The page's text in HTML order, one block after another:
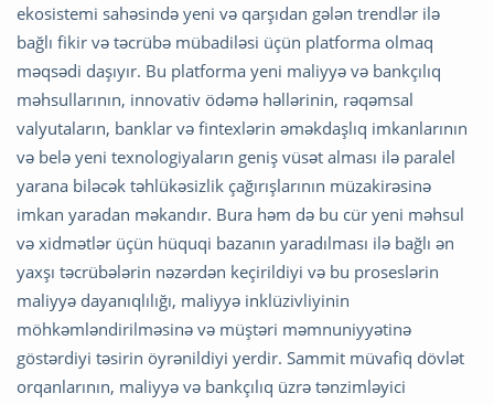
ekosistemi sahəsində yeni və qarşıdan gələn trendlər ilə
bağlı fikir və təcrübə mübadiləsi üçün platforma olmaq
məqsədi daşıyır. Bu platforma yeni maliyyə və bankçılıq
məhsullarının, innovativ ödəmə həllərinin, rəqəmsal
valyutaların, banklar və fintexlərin əməkdaşlıq imkanlarının
və belə yeni texnologiyaların geniş vüsət alması ilə paralel
yarana biləcək təhlükəsizlik çağırışlarının müzakirəsinə
imkan yaradan məkandır. Bura həm də bu cür yeni məhsul
və xidmətlər üçün hüquqi bazanın yaradılması ilə bağlı ən
yaxşı təcrübələrin nəzərdən keçirildiyi və bu proseslərin
maliyyə dayanıqlılığı, maliyyə inklüzivliyinin
möhkəmləndirilməsinə və müştəri məmnuniyyətinə
göstərdiyi təsirin öyrənildiyi yerdir. Sammit müvafiq dövlət
orqanlarının, maliyyə və bankçılıq üzrə tənzimləyici